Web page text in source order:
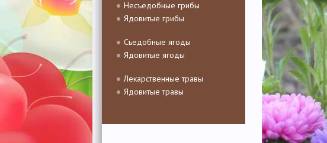
Несъедобные грибы
Ядовитые грибы
Съедобные ягоды
Ядовитые ягоды
Лекарственные травы
Ядовитые травы